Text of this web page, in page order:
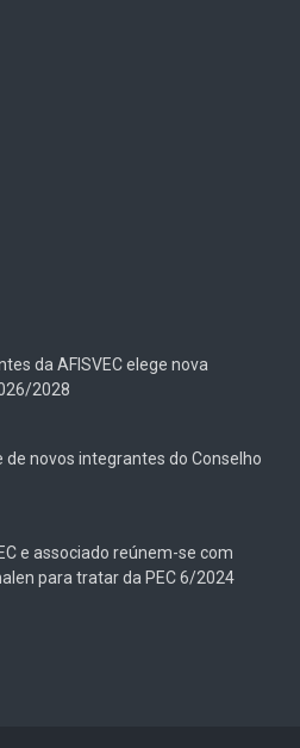
da AFISVEC elege nova
2028
de novos integrantes do Conselho
e associado reúnem-se com
para tratar da PEC 6/2024